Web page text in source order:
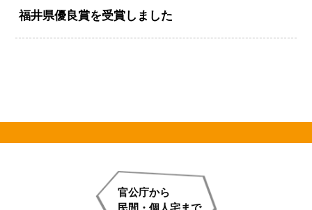
福井県優良賞を受賞しました
官公庁から
民間・個人宅まで